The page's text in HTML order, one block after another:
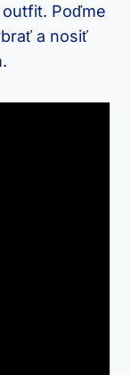
⁢Poďme
a nosiť